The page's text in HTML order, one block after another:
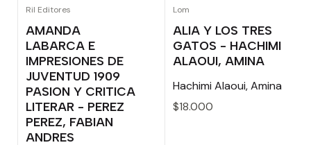
Ril Editores
AMANDA
LABARCA E
IMPRESIONES DE
JUVENTUD 1909
PASION Y CRITICA
LITERAR - PEREZ
PEREZ, FABIAN
ANDRES
Lom
ALIA Y LOS TRES
GATOS - HACHIMI
ALAOUI, AMINA
Hachimi Alaoui, Amina
$18.000